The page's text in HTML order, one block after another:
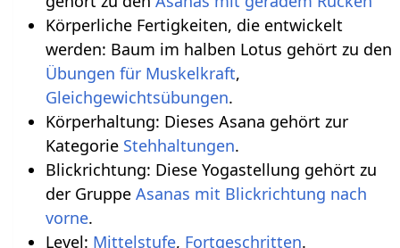
Körperliche Fertigkeiten, die entwickelt
werden: Baum im halben Lotus gehört zu den
Übungen für Muskelkraft,
Gleichgewichtsübungen.
Körperhaltung: Dieses Asana gehört zur
Kategorie Stehhaltungen.
Blickrichtung: Diese Yogastellung gehört zu
der Gruppe Asanas mit Blickrichtung nach
vorne.
Level: Mittelstufe, Fortgeschritten.